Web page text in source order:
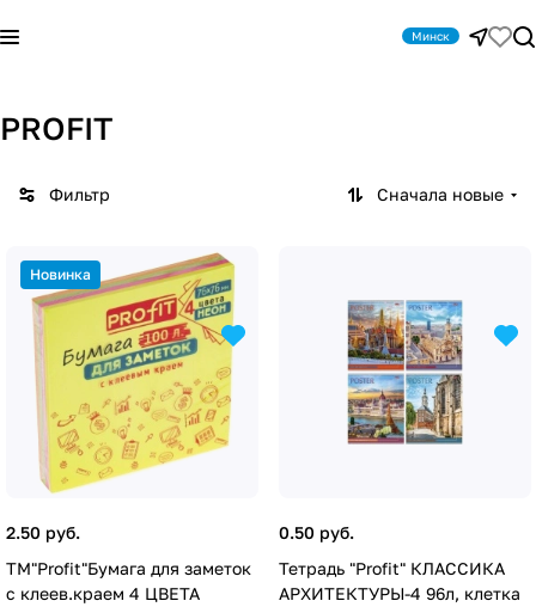
Минск
PROFIT
Фильтр Сначала новые
Новинка
2.50 руб.
ТМ"Profit"Бумага для заметок
с клеев.краем 4 ЦВЕТА
0.50 руб.
Тетрадь "Profit" КЛАССИКА
АРХИТЕКТУРЫ-4 96л, клетка